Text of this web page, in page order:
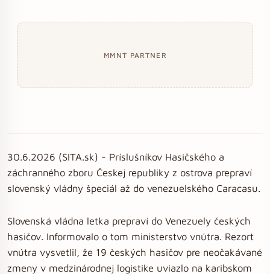
MMNT PARTNER
30.6.2026 (SITA.sk) - Príslušníkov Hasičského a
záchranného zboru Českej republiky z ostrova prepraví
slovenský vládny špeciál až do venezuelského Caracasu.
Slovenská vládna letka prepraví do Venezuely českých
hasičov. Informovalo o tom ministerstvo vnútra. Rezort
vnútra vysvetlil, že 19 českých hasičov pre neočakávané
zmeny v medzinárodnej logistike uviazlo na karibskom